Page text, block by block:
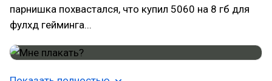
парнишка похвастался, что купил 5060 на 8 гб для
фулхд гейминга...